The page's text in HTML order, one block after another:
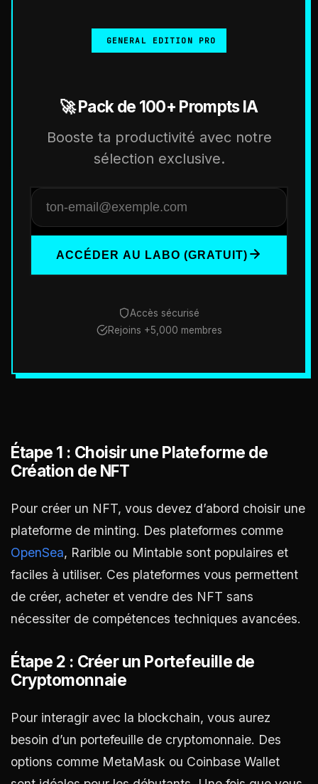
GENERAL EDITION PRO
🚀 Pack de 100+ Prompts IA
Booste ta productivité avec notre
sélection exclusive.
ACCÉDER AU LABO (GRATUIT)
Accès sécurisé
Rejoins +5,000 membres
Étape 1 : Choisir une Plateforme de
Création de NFT
Pour créer un NFT, vous devez d’abord choisir une
plateforme de minting. Des plateformes comme
OpenSea, Rarible ou Mintable sont populaires et
faciles à utiliser. Ces plateformes vous permettent
de créer, acheter et vendre des NFT sans
nécessiter de compétences techniques avancées.
Étape 2 : Créer un Portefeuille de
Cryptomonnaie
Pour interagir avec la blockchain, vous aurez
besoin d’un portefeuille de cryptomonnaie. Des
options comme MetaMask ou Coinbase Wallet